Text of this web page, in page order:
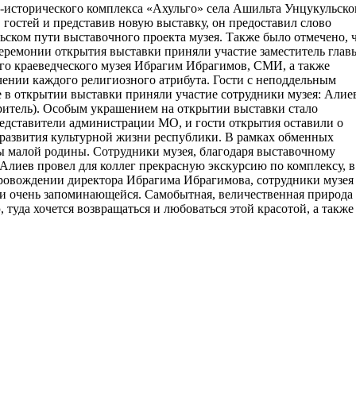
комплекса «Ахульго» села Ашильта
и представив новую выставку, он предоставил слово
пути выставочного проекта музея. Также было отмечено,
открытия выставки приняли участие заместитель
краеведческого музея Ибрагим Ибрагимов, СМИ, а также
каждого религиозного атрибута. Гости с неподдельным
открытии выставки приняли участие сотрудники музея:
Особым украшением на открытии выставки стало
администрации МО, и гости открытия оставили о
культурной жизни республики. В рамках обменных
родины. Сотрудники музея, благодаря выставочному
провел для коллег прекрасную экскурсию по комплексу, в
директора Ибрагима Ибрагимова, сотрудники музея
очень запоминающейся. Самобытная, величественная природа
хочется возвращаться и любоваться этой красотой, а также